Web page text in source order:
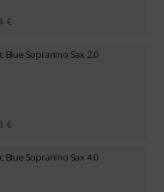
€
Blue Sopranino Sax 2.0
€
Blue Sopranino Sax 4.0